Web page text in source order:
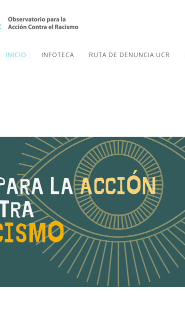
INICIO INFOTECA RUTA DE DENUNCIA UCR